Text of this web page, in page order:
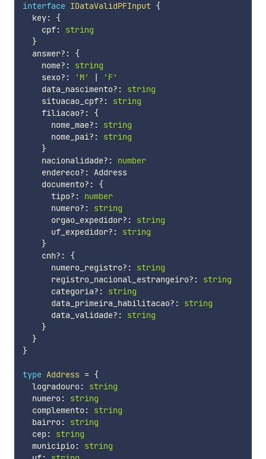
interface IDataValidPFInput {
  key
:
{
    cpf
:
string
}
  answer
? :
{
    nome
? :
string
    sexo
? : 'M' |
'F'
    data_nascimento
? :
string
    situacao_cpf
? :
string
    filiacao
? :
{
      nome_mae
? :
string
      nome_pai
? :
string
}
    nacionalidade
? :
number
    endereco
? : Address
    documento
? :
{
      tipo
? :
number
      numero
? :
string
      orgao_expedidor
? :
string
      uf_expedidor
? :
string
}
    cnh
? :
{
      numero_registro
? :
string
      registro_nacional_estrangeiro
? :
string
      categoria
? :
string
      data_primeira_habilitacao
? :
string
      data_validade
? :
string
}
}
}
type Address = {
  logradouro
:
string
  numero
:
string
  complemento
:
string
  bairro
:
string
  cep
:
string
  municipio
:
string